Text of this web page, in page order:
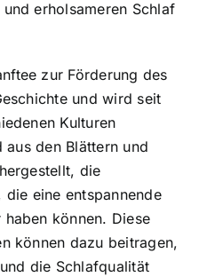
erholsameren Schlaf
zur Förderung des
und wird seit
Kulturen
den Blättern und
die
die eine entspannende
können. Diese
können dazu beitragen,
die Schlafqualität